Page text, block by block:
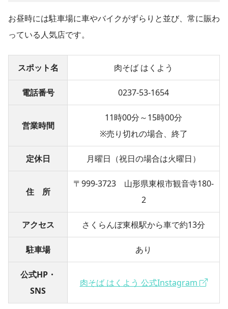
お昼時には駐車場に車やバイクがずらりと並び、常に賑わ
っている人気店です。
スポット名 肉そば はくよう
電話番号 0237-53-1654
営業時間
11時00分～15時00分
※売り切れの場合、終了
定休日 月曜日（祝日の場合は火曜日）
住 所
〒999-3723 山形県東根市観音寺180-
2
アクセス さくらんぼ東根駅から車で約13分
駐車場 あり
公式HP・
SNS
肉そば はくよう 公式Instagram